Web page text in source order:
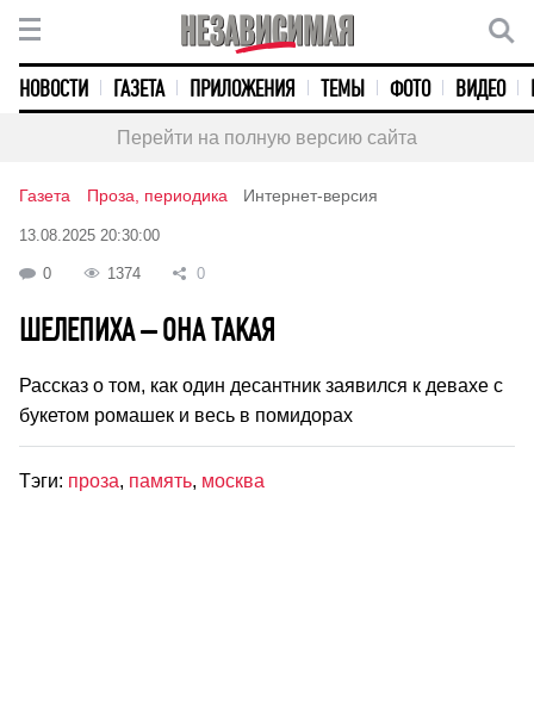
НОВОСТИ ГАЗЕТА ПРИЛОЖЕНИЯ ТЕМЫ ФОТО ВИДЕО
Перейти на полную версию сайта
Газета Проза, периодика Интернет-версия
13.08.2025 20:30:00
0 1374 0
ШЕЛЕПИХА – ОНА ТАКАЯ
Рассказ о том, как один десантник заявился к девахе с
букетом ромашек и весь в помидорах
Тэги: проза, память, москва